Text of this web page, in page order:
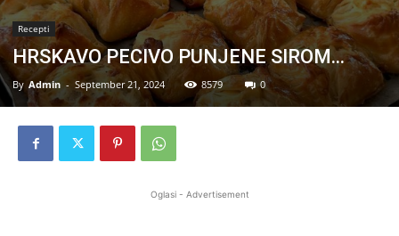
Recepti
HRSKAVO PECIVO PUNJENE SIROM…
By Admin - September 21, 2024 8579 0
Oglasi - Advertisement